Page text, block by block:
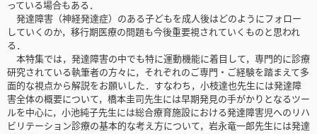
っている場合もある．
発達障害（神経発達症）のある子どもを成人後はどのようにフォロー
していくのか，移行期医療の問題も今後重要視されていくものと思われ
る．
本特集では，発達障害の中でも特に運動機能に着目して，専門的に診療
研究されている執筆者の方々に，それぞれのご専門・ご経験を踏まえて多
面的な視点から解説をお願いした．すなわち，小枝達也先生には発達障
害全体の概要について，橋本圭司先生には早期発見の手がかりとなるツー
ルを中心に，小池純子先生には総合療育施設における発達障害児へのリハ
ビリテーション診療の基本的な考え方について，岩永竜一郎先生には発達